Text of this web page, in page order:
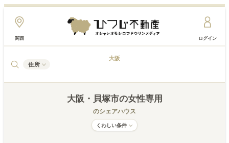
関西 ログイン
住所
大阪
大阪 ・貝塚市の女性専用
のシェアハウス
くわしい条件